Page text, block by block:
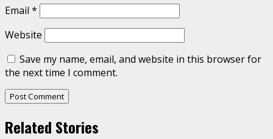
Email *
Website
Save my name, email, and website in this browser for
the next time I comment.
Related Stories